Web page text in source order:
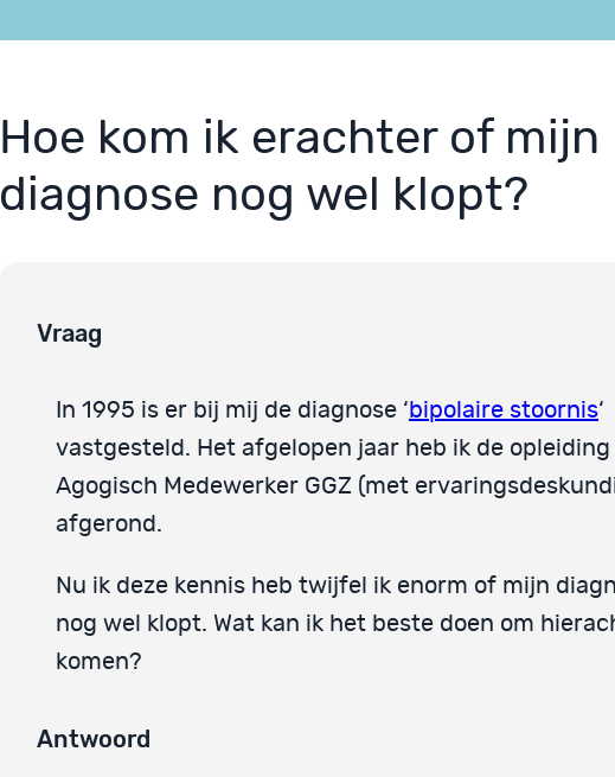
Hoe kom ik erachter of mijn
diagnose nog wel klopt?
Vraag
In 1995 is er bij mij de diagnose ‘ bipolaire stoornis‘
vastgesteld. Het afgelopen jaar heb ik de opleiding
Agogisch Medewerker GGZ (met
afgerond.
Nu ik deze kennis heb twijfel ik enorm of mijn
nog wel klopt. Wat kan ik het beste doen om
komen?
Antwoord